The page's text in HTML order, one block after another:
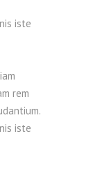
iste
rem
iste